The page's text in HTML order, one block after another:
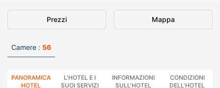
Prezzi Mappa
Camere : 56
PANORAMICA
HOTEL
L'HOTEL E I
SUOI SERVIZI
INFORMAZIONI
SULL'HOTEL
CONDIZIONI
DELL'HOTEL